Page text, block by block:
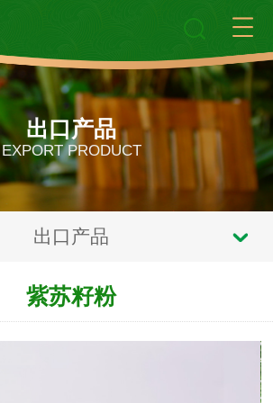
出口产品
EXPORT PRODUCT
出口产品
紫苏籽粉